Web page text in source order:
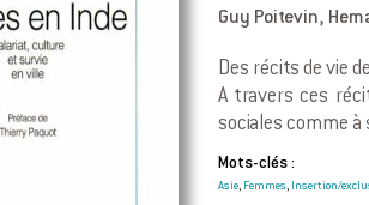
Guy Poitevin,
Des récits de vie
A travers ces
sociales comme à
Mots-clés :
Asie, Femmes, Insertion/